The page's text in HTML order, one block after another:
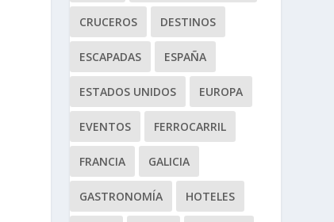
CRUCEROS DESTINOS
ESCAPADAS ESPAÑA
ESTADOS UNIDOS EUROPA
EVENTOS FERROCARRIL
FRANCIA GALICIA
GASTRONOMÍA HOTELES